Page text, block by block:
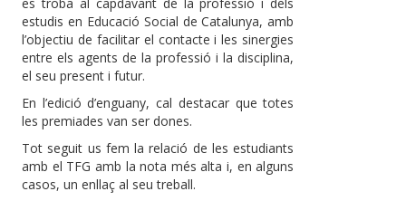
estudis en Educació Social de Catalunya, amb
l’objectiu de facilitar el contacte i les sinergies
entre els agents de la professió i la disciplina,
el seu present i futur.
En l’edició d’enguany, cal destacar que totes
les premiades van ser dones.
Tot seguit us fem la relació de les estudiants
amb el TFG amb la nota més alta i, en alguns
casos, un enllaç al seu treball.